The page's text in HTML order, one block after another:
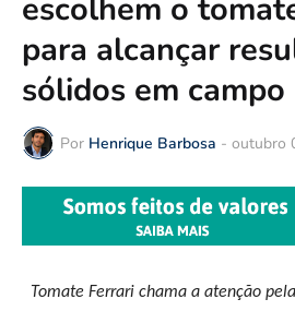
escolhem o
para alcançar
sólidos em campo
Por Henrique Barbosa - outubro
Tomate Ferrari chama a atenção